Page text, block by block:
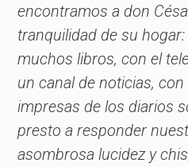
encontramos a don
tranquilidad de su
muchos libros, con el
un canal de noticias,
impresas de los diarios
presto a responder
asombrosa lucidez y